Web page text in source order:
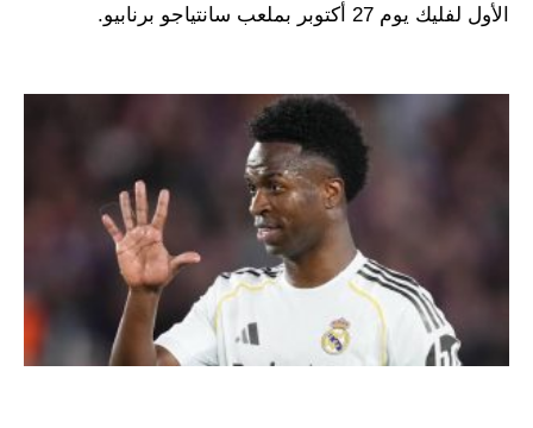
الأول لفليك يوم 27 أكتوبر بملعب سانتياجو برنابيو.